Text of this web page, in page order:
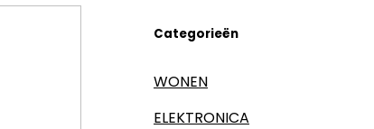
Categorieën
WONEN
ELEKTRONICA